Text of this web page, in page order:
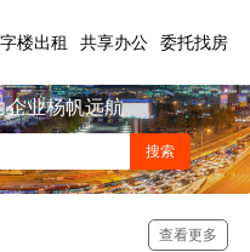
楼出租 共享办公 委托找房
企业杨帆远航
查看更多